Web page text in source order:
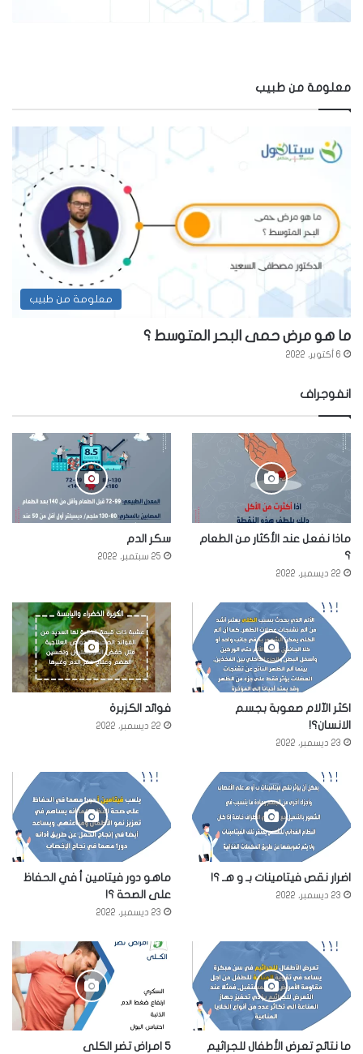
معلومة من طبيب
معلومة من طبيب
ما هو مرض حمى البحر المتوسط ؟
6 أكتوبر، 2022
انفوجراف
ماذا نفعل عند الأكثار من الطعام
؟
22 ديسمبر، 2022
سكر الدم
25 سبتمبر، 2022
اكثر الآلام صعوبة بجسم
الانسان؟!
23 ديسمبر، 2022
فوائد الكزبرة
22 ديسمبر، 2022
اضرار نقص فيتامينات بـ و هـ ؟!
23 ديسمبر، 2022
ماهو دور فيتامين أ في الحفاظ
على الصحة ؟!
23 ديسمبر، 2022
ما نتائج تعرض الأطفال للجراثيم 5 امراض تضر الكلى